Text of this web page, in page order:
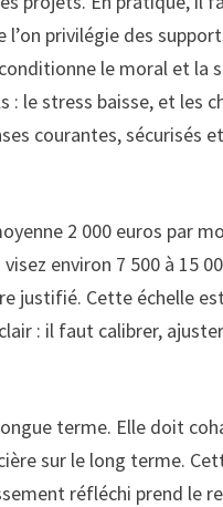
l’on privilégie des
le moral et
le stress baisse, et les
courantes, sécurisés
2 000 euros par
environ 7 500 à 15
justifié. Cette échelle
: il faut calibrer,
terme. Elle doit
sur le long terme.
réfléchi prend le